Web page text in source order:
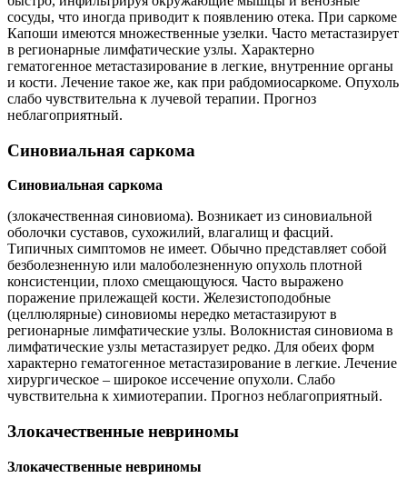
сосуды, что иногда приводит к появлению отека. При саркоме
Капоши имеются множественные узелки. Часто метастазирует
в регионарные лимфатические узлы. Характерно
гематогенное метастазирование в легкие, внутренние органы
и кости. Лечение такое же, как при рабдомиосаркоме. Опухоль
слабо чувствительна к лучевой терапии. Прогноз
неблагоприятный.
Синовиальная саркома
Синовиальная саркома
(злокачественная синовиома). Возникает из синовиальной
оболочки суставов, сухожилий, влагалищ и фасций.
Типичных симптомов не имеет. Обычно представляет собой
безболезненную или малоболезненную опухоль плотной
консистенции, плохо смещающуюся. Часто выражено
поражение прилежащей кости. Железистоподобные
(целлюлярные) синовиомы нередко метастазируют в
регионарные лимфатические узлы. Волокнистая синовиома в
лимфатические узлы метастазирует редко. Для обеих форм
характерно гематогенное метастазирование в легкие. Лечение
хирургическое – широкое иссечение опухоли. Слабо
чувствительна к химиотерапии. Прогноз неблагоприятный.
Злокачественные невриномы
Злокачественные невриномы